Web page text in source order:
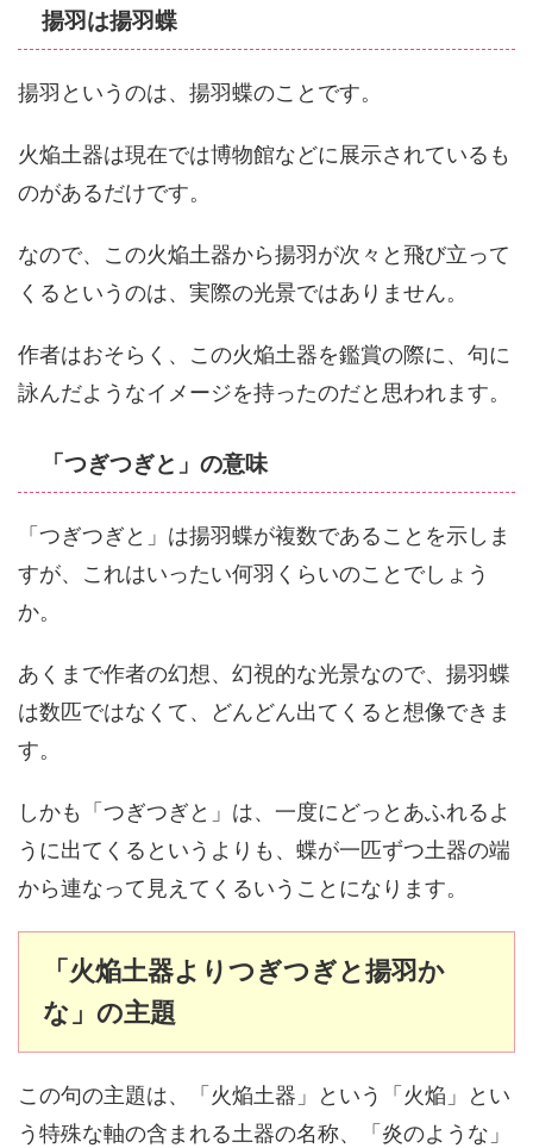
揚羽は揚羽蝶
揚羽というのは、揚羽蝶のことです。
火焔土器は現在では博物館などに展示されているも
のがあるだけです。
なので、この火焔土器から揚羽が次々と飛び立って
くるというのは、実際の光景ではありません。
作者はおそらく、この火焔土器を鑑賞の際に、句に
詠んだようなイメージを持ったのだと思われます。
「つぎつぎと」の意味
「つぎつぎと」は揚羽蝶が複数であることを示しま
すが、これはいったい何羽くらいのことでしょう
か。
あくまで作者の幻想、幻視的な光景なので、揚羽蝶
は数匹ではなくて、どんどん出てくると想像できま
す。
しかも「つぎつぎと」は、一度にどっとあふれるよ
うに出てくるというよりも、蝶が一匹ずつ土器の端
から連なって見えてくるいうことになります。
「火焔土器よりつぎつぎと揚羽か
な」の主題
この句の主題は、「火焔土器」という「火焔」とい
う特殊な軸の含まれる土器の名称、「炎のような」